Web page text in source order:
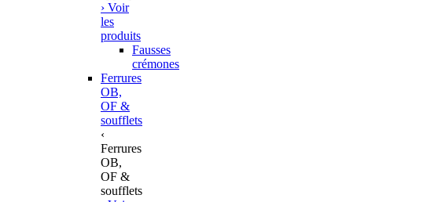
› Voir
les
produits
Fausses
crémones
Ferrures
OB,
OF &
soufflets
‹
Ferrures
OB,
OF &
soufflets